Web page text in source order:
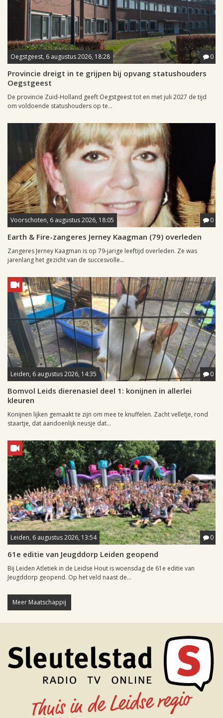
Oegstgeest, 6 augustus 2026, 18:28 0
Provincie dreigt in te grijpen bij opvang statushouders
Oegstgeest
De provincie Zuid-Holland geeft Oegstgeest tot en met juli 2027 de tijd
om voldoende statushouders op te...
Voorschoten, 6 augustus 2026, 18:05 0
Earth & Fire-zangeres Jerney Kaagman (79) overleden
Zangeres Jerney Kaagman is op 79-jarige leeftijd overleden. Ze was
jarenlang het gezicht van de succesvolle...
Leiden, 6 augustus 2026, 14:35 0
Bomvol Leids dierenasiel deel 1: konijnen in allerlei
kleuren
Konijnen lijken gemaakt te zijn om mee te knuffelen. Zacht velletje, rond
staartje, dat aandoenlijk neusje dat...
Leiden, 6 augustus 2026, 13:54 0
61e editie van Jeugddorp Leiden geopend
Bij Leiden Atletiek in de Leidse Hout is woensdag de 61e editie van
Jeugddorp geopend. Op het veld naast de...
Meer Maatschappij